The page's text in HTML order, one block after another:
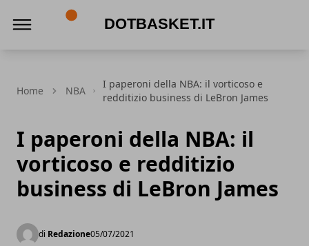
Home NBA
I paperoni della NBA: il vorticoso e
redditizio business di LeBron James
I paperoni della NBA: il
vorticoso e redditizio
business di LeBron James
di Redazione05/07/2021